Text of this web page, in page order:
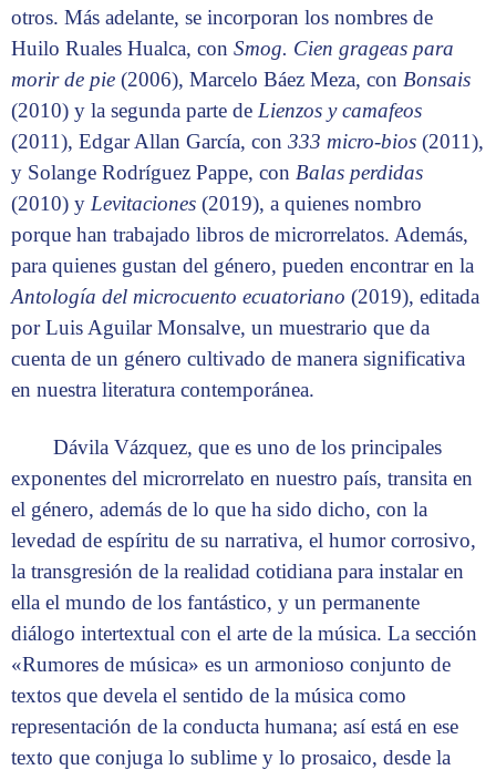
otros. Más adelante, se incorporan los nombres de
Huilo Ruales Hualca, con Smog. Cien grageas para
morir de pie (2006), Marcelo Báez Meza, con Bonsais
(2010) y la segunda parte de Lienzos y camafeos
(2011), Edgar Allan García, con 333 micro-bios (2011),
y Solange Rodríguez Pappe, con Balas perdidas
(2010) y Levitaciones (2019), a quienes nombro
porque han trabajado libros de microrrelatos. Además,
para quienes gustan del género, pueden encontrar en la
Antología del microcuento ecuatoriano (2019), editada
por Luis Aguilar Monsalve, un muestrario que da
cuenta de un género cultivado de manera significativa
en nuestra literatura contemporánea.
Dávila Vázquez, que es uno de los principales
exponentes del microrrelato en nuestro país, transita en
el género, además de lo que ha sido dicho, con la
levedad de espíritu de su narrativa, el humor corrosivo,
la transgresión de la realidad cotidiana para instalar en
ella el mundo de los fantástico, y un permanente
diálogo intertextual con el arte de la música. La sección
«Rumores de música» es un armonioso conjunto de
textos que devela el sentido de la música como
representación de la conducta humana; así está en ese
texto que conjuga lo sublime y lo prosaico, desde la